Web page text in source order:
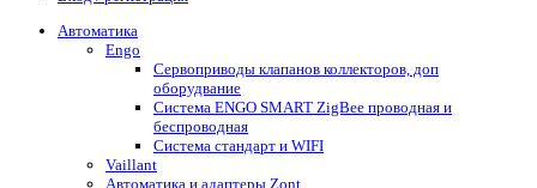
Автоматика
Engo
Сервоприводы клапанов коллекторов, доп
оборудвание
Система ENGO SMART ZigBee проводная и
беспроводная
Система стандарт и WIFI
Vaillant
Автоматика и адаптеры Zont